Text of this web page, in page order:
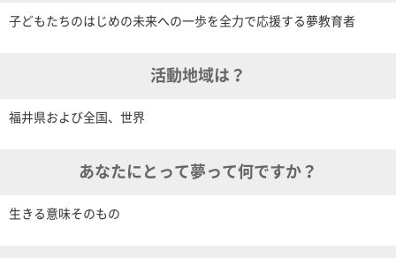
子どもたちのはじめの未来への一歩を全力で応援する夢教育者
活動地域は？
福井県および全国、世界
あなたにとって夢って何ですか？
生きる意味そのもの